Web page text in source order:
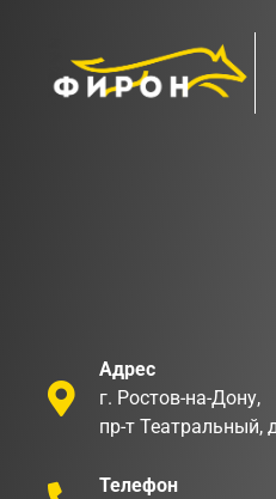
Адрес
г. Ростов-на-Дону,
пр-т Театральный,
Телефон